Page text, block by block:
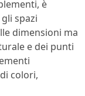
è
spazi
dimensioni ma
e dei punti
colori,